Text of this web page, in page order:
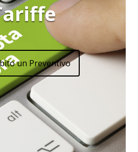
un Preventivo